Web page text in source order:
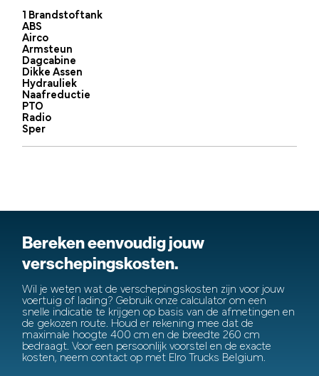
1 Brandstoftank
ABS
Airco
Armsteun
Dagcabine
Dikke Assen
Hydrauliek
Naafreductie
PTO
Radio
Sper
Bereken eenvoudig jouw
verschepingskosten.
Wil je weten wat de verschepingskosten zijn voor jouw
voertuig of lading? Gebruik onze calculator om een
snelle indicatie te krijgen op basis van de afmetingen en
de gekozen route. Houd er rekening mee dat de
maximale hoogte 400 cm en de breedte 260 cm
bedraagt. Voor een persoonlijk voorstel en de exacte
kosten, neem contact op met Elro Trucks Belgium.